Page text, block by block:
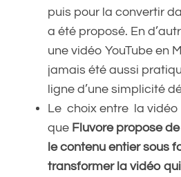
puis pour la convertir
a été proposé. En
une vidéo YouTube en
jamais été aussi
ligne d’une simplicité
Le choix entre la vidéo
que Fluvore propose
le contenu entier sous
transformer la vidéo